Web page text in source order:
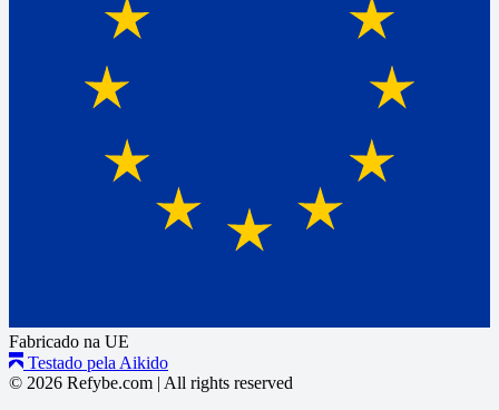
Fabricado na UE
Testado pela Aikido
© 2026 Refybe.com | All rights reserved